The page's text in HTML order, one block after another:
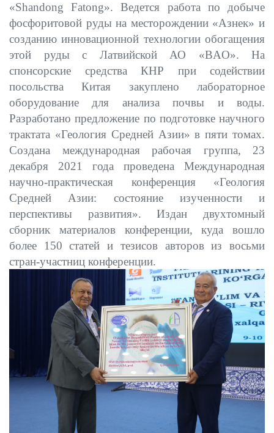
«Shandong Fatong». Ведется работа по добыче
фосфоритовой руды на месторождении «Азнек» и
созданию инновационной технологии обогащения
этой руды с Латвийской АО «BAO». На
спонсорские средства КНР при содействии
посольства Китая закуплено лабораторное
оборудование для анализа почвы и воды.
Разработано предложение по подготовке научного
трактата «Геология Средней Азии» в пяти томах.
Создана международная рабочая группа, 23
декабря 2021 года проведена Международная
научно-практическая конференция «Геология
Средней Азии: состояние изученности и
перспективы развития». Издан двухтомный
сборник материалов конференции, куда вошло
более 150 статей и тезисов авторов из восьми
стран-участниц конференции.